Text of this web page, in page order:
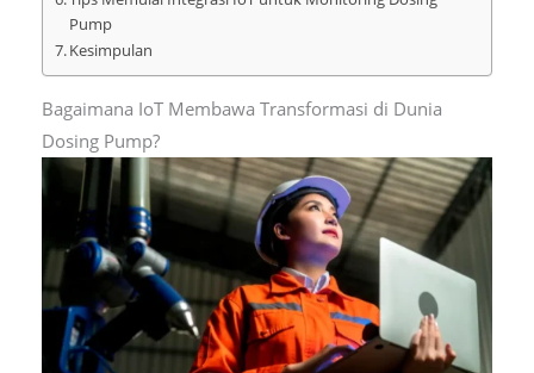
Pump
Kesimpulan
Bagaimana IoT Membawa Transformasi di Dunia
Dosing Pump?